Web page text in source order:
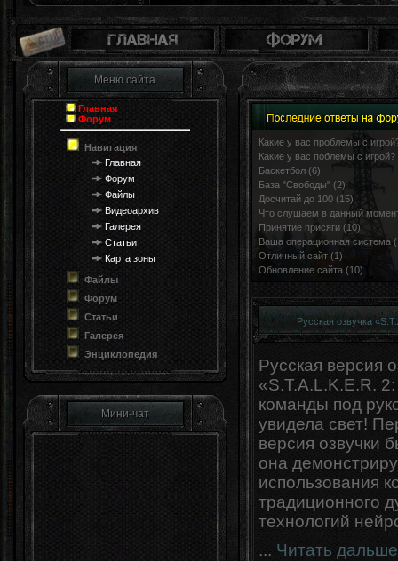
Меню сайта
Главная
Форум
Навигация
Главная
Форум
Файлы
Видеоархив
Галерея
Статьи
Карта зоны
Файлы
Форум
Статьи
Галерея
Энциклопедия
Мини-чат
Какие у вас проблемы с
Какие у вас поблемы с игрой?
Баскетбол (6)
База "Свободы" (2)
Досчитай до 100 (15)
Что слушаем в данный
Принятие присяги (10)
Ваша операционная система
Отличный сайт (1)
Обновление сайта (10)
Русская озвучка
Русская версия
«S.T.A.L.K.E.R.
команды под
увидела свет!
версия озвучки
она
использования
традиционного
технологий
... Читать